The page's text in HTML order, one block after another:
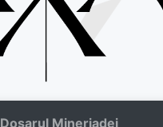
Dosarul Mineriadei